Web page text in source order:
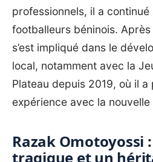
professionnels, il a
footballeurs béninois.
s’est impliqué dans le
local, notamment avec la
Plateau depuis 2019, où il a
expérience avec la
Razak Omotoyossi
tragique et un